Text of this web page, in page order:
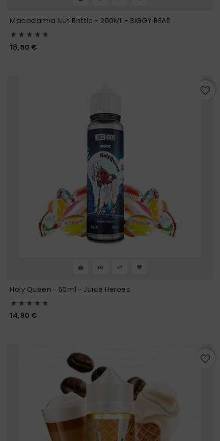
Macadamia Nut Brittle - 200ML - BIGGY BEAR
    
18,50 €
Holy Queen - 50ml - Juice Heroes
    
14,90 €
favorite_border
favorite_border